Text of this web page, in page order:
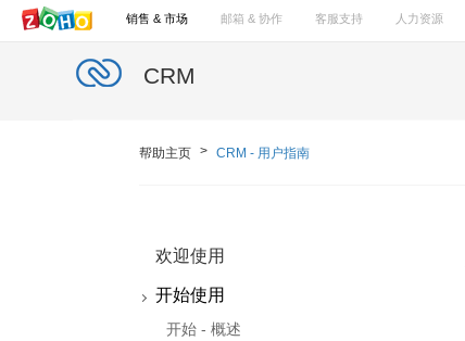
销售 & 市场 邮箱 & 协作 客服支持 人力资源
CRM
帮助主页 CRM - 用户指南
欢迎使用
开始使用
开始 - 概述